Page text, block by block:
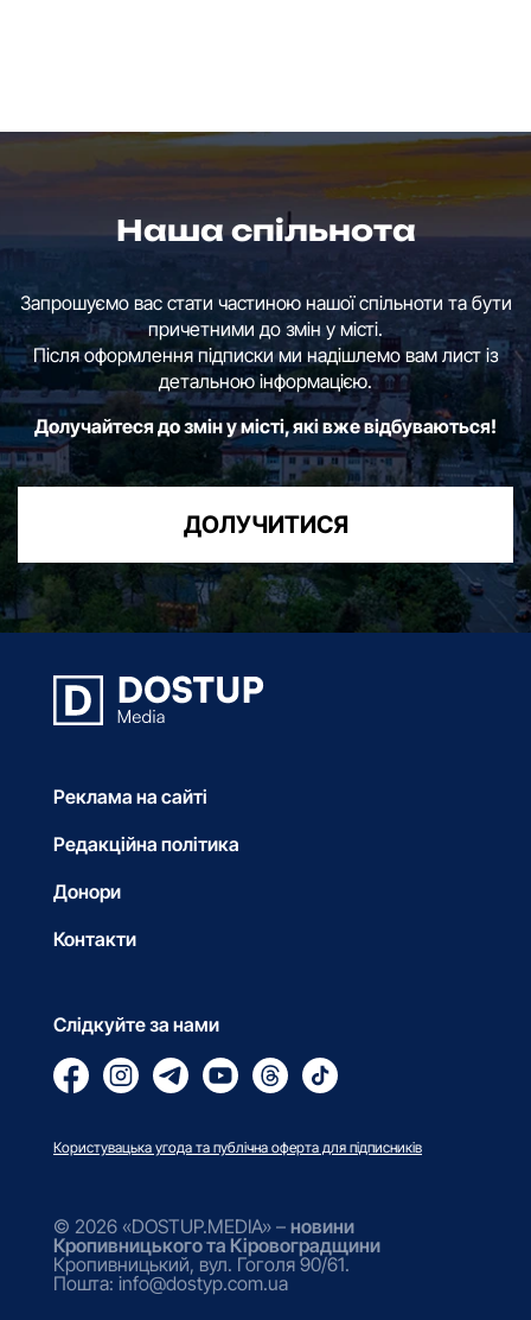
Наша спільнота
Запрошуємо вас стати частиною нашої спільноти та бути
причетними до змін у місті.
Після оформлення підписки ми надішлемо вам лист із
детальною інформацією.
Долучайтеся до змін у місті, які вже відбуваються!
ДОЛУЧИТИСЯ
Реклама на сайті
Редакційна політика
Донори
Контакти
Слідкуйте за нами
Користувацька угода та публічна оферта для підписників
© 2026 «DOSTUP.MEDIA» – новини
Кропивницького та Кіровоградщини
Кропивницький, вул. Гоголя 90/61.
Пошта: info@dostyp.com.ua